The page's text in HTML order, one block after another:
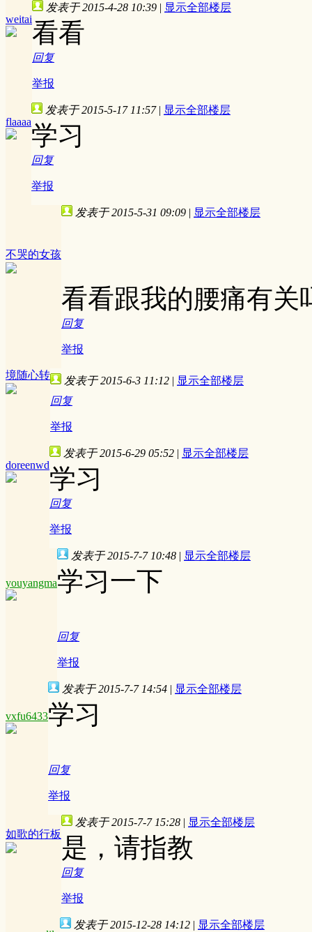
weitai
发表于 2015-4-28 10:39 | 显示全部楼层
看看
回复
举报
flaaaa
发表于 2015-5-17 11:57 | 显示全部楼层
学习
回复
举报
不哭的女孩
发表于 2015-5-31 09:09 | 显示全部楼层
看看跟我的腰痛有关
回复
举报
境随心转 发表于 2015-6-3 11:12 | 显示全部楼层
回复
举报
doreenwd
发表于 2015-6-29 05:52 | 显示全部楼层
学习
回复
举报
youyangma
发表于 2015-7-7 10:48 | 显示全部楼层
学习一下
回复
举报
vxfu6433
发表于 2015-7-7 14:54 | 显示全部楼层
学习
回复
举报
如歌的行板
发表于 2015-7-7 15:28 | 显示全部楼层
是，请指教
回复
举报
发表于 2015-12-28 14:12 | 显示全部楼层